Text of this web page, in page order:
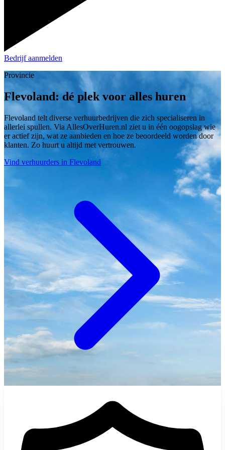
Bedrijf aanmelden
Provincie
Flevoland: dé plek voor alles huren
Flevoland telt diverse verhuurbedrijven die zich specialiseren in
allerlei spullen. Via AllesOverHuren.nl ziet u in één oogopslag wie
er actief zijn, wat ze aanbieden en hoe ze beoordeeld worden door
klanten. Zo huurt u altijd met vertrouwen.
Vind verhuurders in Flevoland